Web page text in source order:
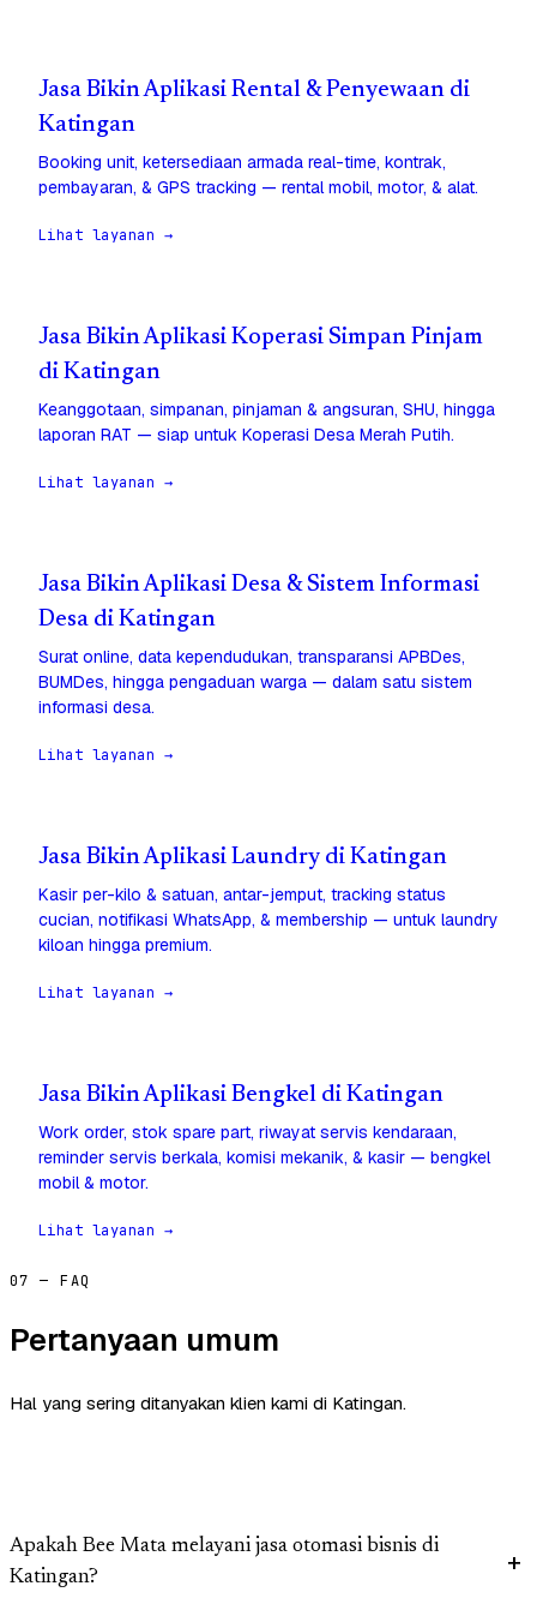
Jasa Bikin Aplikasi Rental & Penyewaan di
Katingan
Booking unit, ketersediaan armada real-time, kontrak,
pembayaran, & GPS tracking — rental mobil, motor, & alat.
Lihat layanan →
Jasa Bikin Aplikasi Koperasi Simpan Pinjam
di Katingan
Keanggotaan, simpanan, pinjaman & angsuran, SHU, hingga
laporan RAT — siap untuk Koperasi Desa Merah Putih.
Lihat layanan →
Jasa Bikin Aplikasi Desa & Sistem Informasi
Desa di Katingan
Surat online, data kependudukan, transparansi APBDes,
BUMDes, hingga pengaduan warga — dalam satu sistem
informasi desa.
Lihat layanan →
Jasa Bikin Aplikasi Laundry di Katingan
Kasir per-kilo & satuan, antar-jemput, tracking status
cucian, notifikasi WhatsApp, & membership — untuk laundry
kiloan hingga premium.
Lihat layanan →
Jasa Bikin Aplikasi Bengkel di Katingan
Work order, stok spare part, riwayat servis kendaraan,
reminder servis berkala, komisi mekanik, & kasir — bengkel
mobil & motor.
Lihat layanan →
07 — FAQ
Pertanyaan umum
Hal yang sering ditanyakan klien kami di Katingan.
Apakah Bee Mata melayani jasa otomasi bisnis di
Katingan?